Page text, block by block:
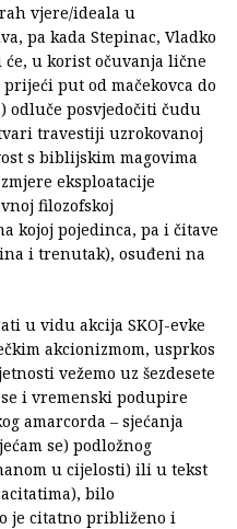
vjere/ideala u
pa kada Stepinac, Vladko
će, u korist očuvanja lične
put od mačekovca do
odluče posvjedočiti čudu
travestiji uzrokovanoj
s biblijskim magovima
eksploatacije
filozofskoj
kojoj pojedinca, pa i čitave
i trenutak), osuđeni na
u vidu akcija SKOJ-evke
akcionizmom, usprkos
vežemo uz šezdesete
i vremenski podupire
amarcorda – sjećanja
se) podložnog
u cijelosti) ili u tekst
bilo
je citatno približeno i